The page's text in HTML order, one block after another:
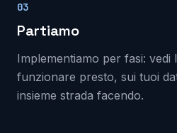
03
Partiamo
Implementiamo per fasi: vedi
funzionare presto, sui tuoi
insieme strada facendo.